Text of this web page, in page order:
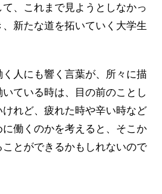
、これまで見ようとしなかっ
新たな道を拓いていく大学生
人にも響く言葉が、所々に描
ている時は、目の前のことし
れど、疲れた時や辛い時など
働くのかを考えると、そこか
とができるかもしれないので